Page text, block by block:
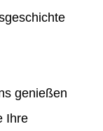
genießen
Ihre